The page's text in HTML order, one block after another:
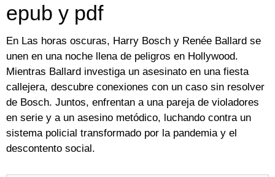
epub y pdf
En Las horas oscuras, Harry Bosch y Renée Ballard se
unen en una noche llena de peligros en Hollywood.
Mientras Ballard investiga un asesinato en una fiesta
callejera, descubre conexiones con un caso sin resolver
de Bosch. Juntos, enfrentan a una pareja de violadores
en serie y a un asesino metódico, luchando contra un
sistema policial transformado por la pandemia y el
descontento social.